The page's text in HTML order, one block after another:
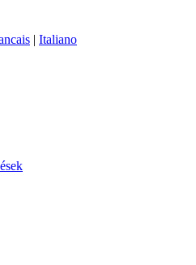
| Italiano